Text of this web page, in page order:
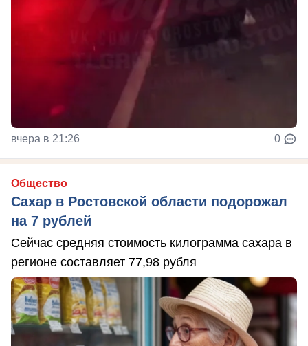
вчера в 21:26 0
Общество
Сахар в Ростовской области подорожал
на 7 рублей
Сейчас средняя стоимость килограмма сахара в
регионе составляет 77,98 рубля